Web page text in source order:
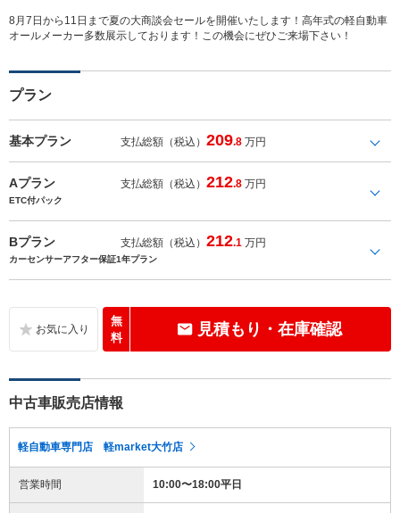
8月7日から11日まで夏の大商談会セールを開催いたします！高年式の軽自動車
オールメーカー多数展示しております！この機会にぜひご来場下さい！
プラン
基本プラン 支払総額（税込）209.8 万円
Aプラン 支払総額（税込）212.8 万円
ETC付パック
Bプラン 支払総額（税込）212.1 万円
カーセンサーアフター保証1年プラン
無
料
見積もり・在庫確認
中古車販売店情報
軽自動車専門店 軽market大竹店
営業時間 10:00〜18:00平日